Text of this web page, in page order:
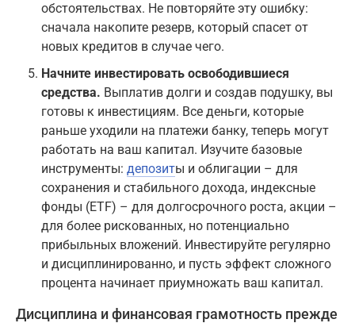
обстоятельствах. Не повторяйте эту ошибку:
сначала накопите резерв, который спасет от
новых кредитов в случае чего.
Начните инвестировать освободившиеся
средства. Выплатив долги и создав подушку, вы
готовы к инвестициям. Все деньги, которые
раньше уходили на платежи банку, теперь могут
работать на ваш капитал. Изучите базовые
инструменты: депозиты и облигации – для
сохранения и стабильного дохода, индексные
фонды (ETF) – для долгосрочного роста, акции –
для более рискованных, но потенциально
прибыльных вложений. Инвестируйте регулярно
и дисциплинированно, и пусть эффект сложного
процента начинает приумножать ваш капитал.
Дисциплина и финансовая грамотность прежде